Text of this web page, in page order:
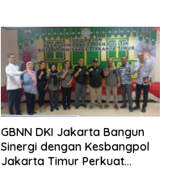
GBNN DKI Jakarta Bangun
Sinergi dengan Kesbangpol
Jakarta Timur Perkuat